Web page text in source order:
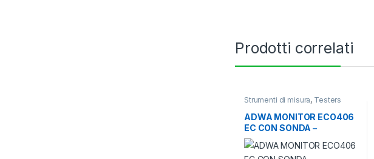
Prodotti correlati
Strumenti di misura, Testers
ADWA MONITOR ECO406
EC CON SONDA –
MONITORAGGIO
COSTANTE